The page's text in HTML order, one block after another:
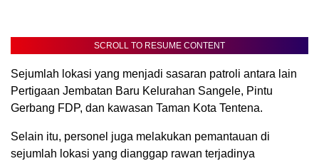
SCROLL TO RESUME CONTENT
Sejumlah lokasi yang menjadi sasaran patroli antara lain
Pertigaan Jembatan Baru Kelurahan Sangele, Pintu
Gerbang FDP, dan kawasan Taman Kota Tentena.
Selain itu, personel juga melakukan pemantauan di
sejumlah lokasi yang dianggap rawan terjadinya